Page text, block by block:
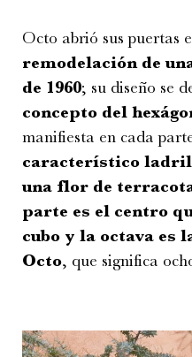
Octo abrió sus puertas
remodelación de
de 1960; su diseño se
concepto del
manifiesta en cada
característico
una flor de
parte es el centro
cubo y la octava es
Octo, que significa